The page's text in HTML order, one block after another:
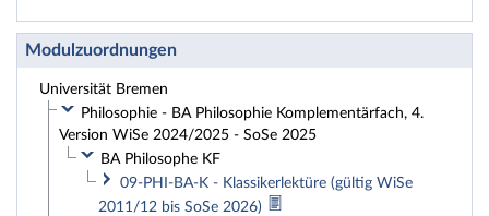
Modulzuordnungen
Universität Bremen
Philosophie - BA Philosophie Komplementärfach, 4.
Version WiSe 2024/2025 - SoSe 2025
BA Philosophe KF
09-PHI-BA-K - Klassikerlektüre (gültig WiSe
2011/12 bis SoSe 2026)